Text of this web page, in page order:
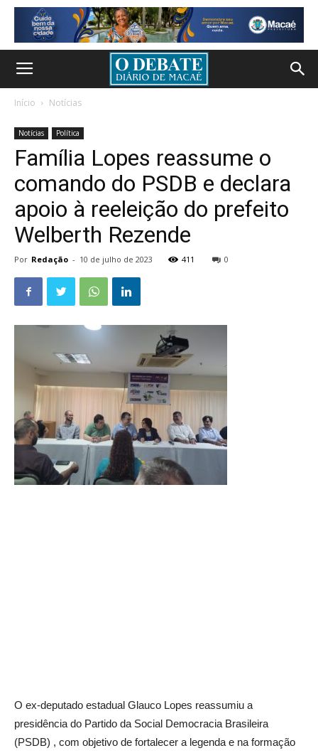
Início Notícias
Notícias Política
Família Lopes reassume o
comando do PSDB e declara
apoio à reeleição do prefeito
Welberth Rezende
Por Redação - 10 de julho de 2023 411 0
O ex-deputado estadual Glauco Lopes reassumiu a
presidência do Partido da Social Democracia Brasileira
(PSDB) , com objetivo de fortalecer a legenda e na formação